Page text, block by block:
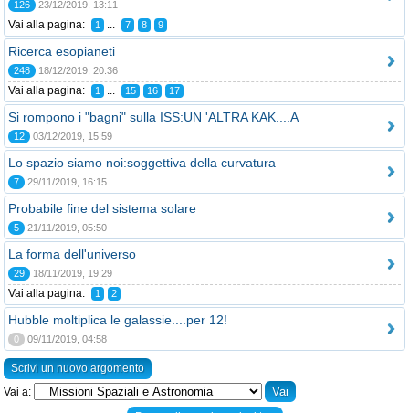
126 23/12/2019, 13:11
Vai alla pagina: 1 ... 7 8 9
Ricerca esopianeti
248 18/12/2019, 20:36
Vai alla pagina: 1 ... 15 16 17
Si rompono i "bagni" sulla ISS:UN 'ALTRA KAK....A
12 03/12/2019, 15:59
Lo spazio siamo noi:soggettiva della curvatura
7 29/11/2019, 16:15
Probabile fine del sistema solare
5 21/11/2019, 05:50
La forma dell'universo
29 18/11/2019, 19:29
Vai alla pagina: 1 2
Hubble moltiplica le galassie....per 12!
0 09/11/2019, 04:58
Scrivi un nuovo argomento
Vai a: